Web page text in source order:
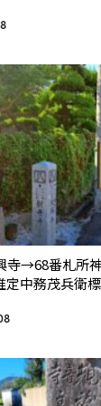
寺→68番札所
定中務茂兵衛